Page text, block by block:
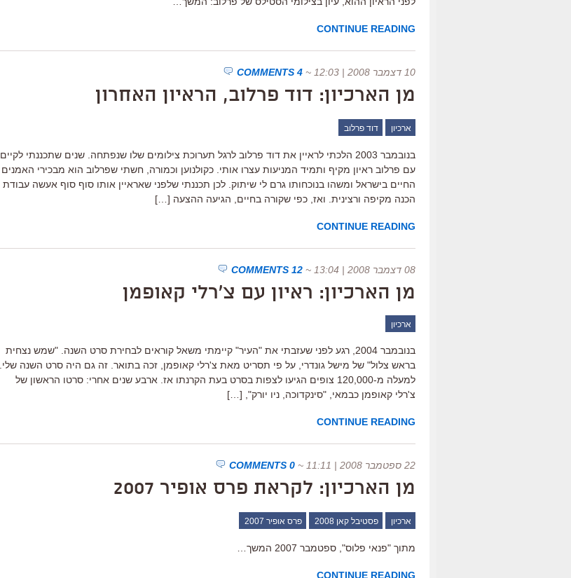
CONTINUE READING
10 דצמבר 2008 | 12:03 ~
4 COMMENTS
מן הארכיון: דוד פרלוב, הראיון האחרון
ארכיון דוד פרלוב
בנובמבר 2003 הלכתי לראיין את דוד פרלוב לרגל תערוכת צילומים שלו שנפתחה. שנים שתכננתי לקיים
עם פרלוב ראיון מקיף ותמיד המניעות עצרו אותי. כקולנוען וכמורה, חשתי שפרלוב הוא מבכירי האמנים
החיים בישראל ומשהו בנוכחותו גרם לי שיתוק. לכן תכננתי שלפני שאראיין אותו סוף סוף אעשה עבודת
הכנה מקיפה ורצינית. ואז, כפי שקורה בחיים, הגיעה ההצעה […]
CONTINUE READING
08 דצמבר 2008 | 13:04 ~
12 COMMENTS
מן הארכיון: ראיון עם צ'רלי קאופמן
ארכיון
בנובמבר 2004, רגע לפני שעזבתי את "העיר" קיימתי משאל קוראים לבחירת סרט השנה. "שמש נצחית
בראש צלול" של מישל גונדרי, על פי תסריט מאת צ'רלי קאופמן, זכה בתואר. זה גם היה סרט השנה שלי.
למעלה מ-120,000 צופים הגיעו לצפות בסרט בעת הקרנתו אז. ארבע שנים אחרי: סרטו הראשון של
צ'רלי קאופמן כבמאי, "סינקדוכה, ניו יורק", […]
CONTINUE READING
22 ספטמבר 2008 | 11:11 ~
0 COMMENTS
מן הארכיון: לקראת פרס אופיר 2007
ארכיון פסטיבל קאן 2008 פרס אופיר 2007
מתוך "פנאי פלוס", ספטמבר 2007 המשך…
CONTINUE READING